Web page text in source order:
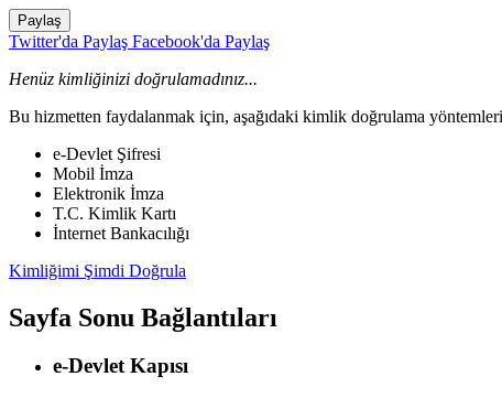
Paylaş
Twitter'da Paylaş Facebook'da Paylaş
Henüz kimliğinizi doğrulamadınız...
Bu hizmetten faydalanmak için, aşağıdaki kimlik doğrulama
e-Devlet Şifresi
Mobil İmza
Elektronik İmza
T.C. Kimlik Kartı
İnternet Bankacılığı
Kimliğimi Şimdi Doğrula
Sayfa Sonu Bağlantıları
e-Devlet Kapısı